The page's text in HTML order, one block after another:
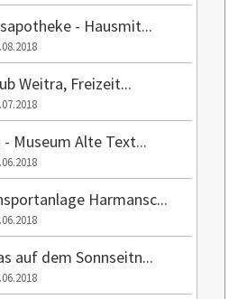
- Hausmit...
Weitra, Freizeit...
- Museum Alte Text...
Harmansc...
auf dem Sonnseitn...